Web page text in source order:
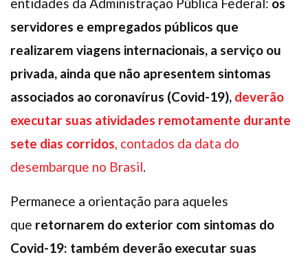
entidades da Administração Pública Federal: os
servidores e empregados públicos que
realizarem viagens internacionais, a serviço ou
privada, ainda que não apresentem sintomas
associados ao coronavírus (Covid-19), deverão
executar suas atividades remotamente durante
sete dias corridos, contados da data do
desembarque no Brasil.
Permanece a orientação para aqueles
que retornarem do exterior com sintomas do
Covid-19: também deverão executar suas